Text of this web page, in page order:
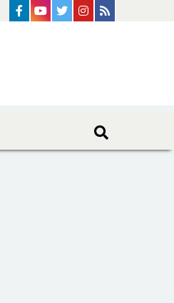
instagram
Twitter
Youtube
Facebook